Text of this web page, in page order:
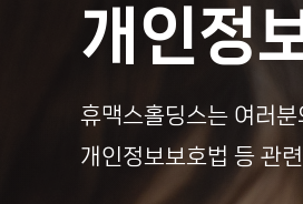
개인정
휴맥스홀딩스는 여러
개인정보보호법 등 관